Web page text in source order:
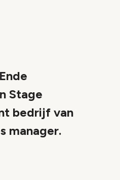
Stage
bedrijf van
manager.